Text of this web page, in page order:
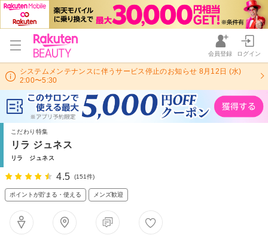
会員登録 ログイン
システムメンテナンスに伴うサービス停止のお知らせ 8月12日 (水)
2:00〜5:30
こだわり特集
リラ ジュネス
リラ ジュネス
4.5 (151件)
ポイントが貯まる・使える メンズ歓迎